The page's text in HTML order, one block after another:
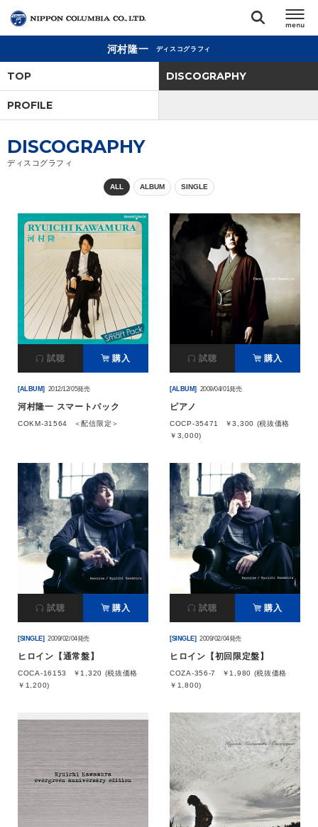
アーティスト
ランキング
オーディション
直営ショップ
サイトマップ
閉じる
河村隆一 ディスコグラフィ
TOP DISCOGRAPHY
PROFILE
DISCOGRAPHY
ディスコグラフィ
ALL ALBUM SINGLE
試聴 購入
[ALBUM] 2012/12/05発売
河村隆一 スマートパック
COKM-31564 ＜配信限定＞
試聴 購入
[ALBUM] 2009/04/01発売
ピアノ
COCP-35471
￥3,300 (税抜価格
￥3,000)
試聴 購入
[SINGLE] 2009/02/04発売
ヒロイン【通常盤】
COCA-16153
￥1,320 (税抜価格
￥1,200)
試聴 購入
[SINGLE] 2009/02/04発売
ヒロイン【初回限定盤】
COZA-356-7
￥1,980 (税抜価格
￥1,800)